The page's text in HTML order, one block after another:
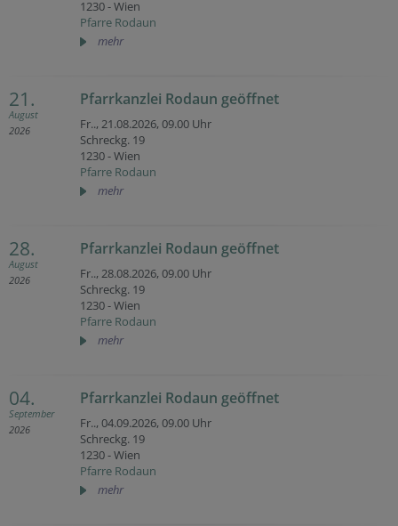
1230 - Wien
Pfarre Rodaun
mehr
21.
August
2026
Pfarrkanzlei Rodaun geöffnet
Fr.., 21.08.2026,09.00 Uhr
Schreckg. 19
1230 - Wien
Pfarre Rodaun
mehr
28.
August
2026
Pfarrkanzlei Rodaun geöffnet
Fr.., 28.08.2026,09.00 Uhr
Schreckg. 19
1230 - Wien
Pfarre Rodaun
mehr
04.
September
2026
Pfarrkanzlei Rodaun geöffnet
Fr.., 04.09.2026,09.00 Uhr
Schreckg. 19
1230 - Wien
Pfarre Rodaun
mehr